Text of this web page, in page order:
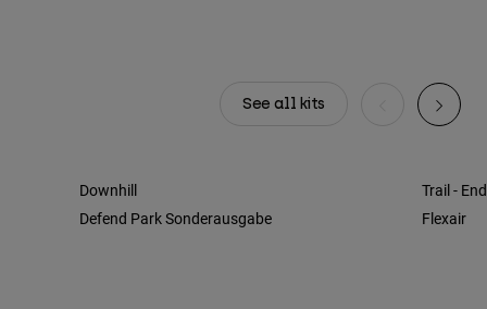
See all kits
Downhill
Defend Park Sonderausgabe
Trail -
Flexair